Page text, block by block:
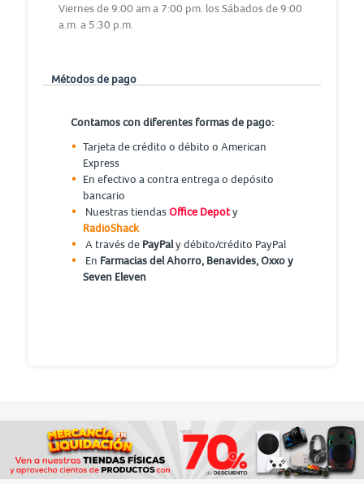
Viernes de 9:00 am a 7:00 pm. los Sábados de 9:00
a.m. a 5:30 p.m.
Métodos de pago
Contamos con diferentes formas de pago:
Tarjeta de crédito o débito o American
Express
En efectivo a contra entrega o depósito
bancario
Nuestras tiendasOffice Depoty
RadioShack
A través de PayPaly débito/crédito PayPal
En Farmacias del Ahorro, Benavides, Oxxo y
Seven Eleven